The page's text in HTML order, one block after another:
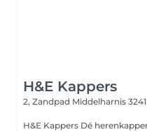
H&E Kappers
2, Zandpad Middelharnis 3241
H&E Kappers Dé herenkapper van Middelharnis Bij H&E